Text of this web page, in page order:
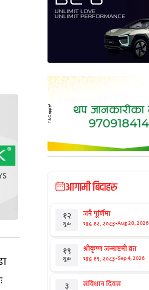
आगामी बिदाहरु
१२
शुक्र
जनै पूर्णिमा
भाद्र १२, २०८३-Aug 28, 2026
१९
शुक्र
श्रीकृष्ण जन्माष्टमी व्रत
भाद्र १९, २०८३-Sep 4, 2026
३ संविधान दिवस